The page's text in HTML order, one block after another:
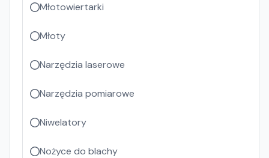
Młotowiertarki
Młoty
Narzędzia laserowe
Narzędzia pomiarowe
Niwelatory
Nożyce do blachy